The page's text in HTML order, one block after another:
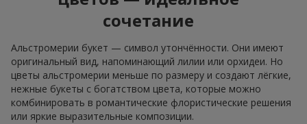
сочетание
Альстромерии букет — символ утончённости. Они имеют
оригинальный вид, напоминающий лилии или орхидеи. Но
цветы альстромерии меньше по размеру и создают лёгкие,
нежные букеты с богатством цвета, которые можно
комбинировать в романтические флористические решения
или яркие выразительные композиции.